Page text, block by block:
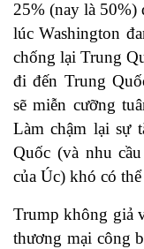
25% (nay là 50%)
lúc Washington
chống lại Trung
đi đến Trung
sẽ miễn cưỡng
Làm chậm lại sự
Quốc (và nhu
của Úc) khó có
Trump không giả
thương mại công